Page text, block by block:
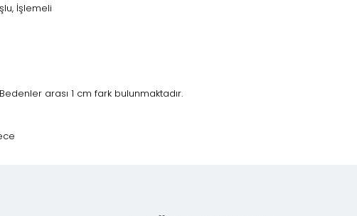
İşlemeli
arası 1 cm fark bulunmaktadır.